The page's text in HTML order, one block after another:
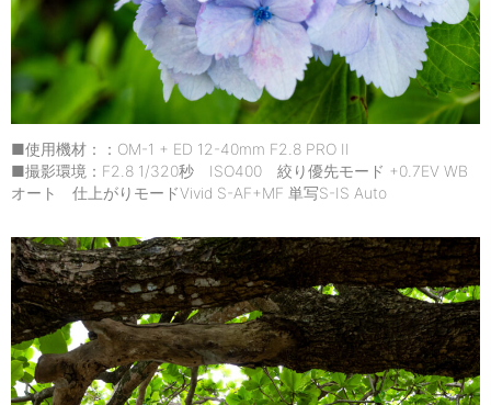
■使用機材：：OM-1 + ED 12-40mm F2.8 PRO II
■撮影環境：F2.8 1/320秒 ISO400 絞り優先モード +0.7EV WB
オート 仕上がりモードVivid S-AF+MF 単写S-IS Auto